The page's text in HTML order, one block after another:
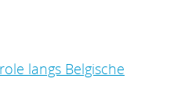
langs Belgische